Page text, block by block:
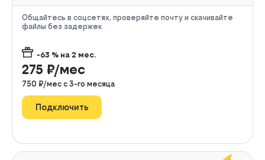
Общайтесь в соцсетях, проверяйте почту и скачивайте
файлы без задержек
-63 % на 2 мес.
275 ₽/мес
750 ₽/мес с 3-го месяца
Подключить